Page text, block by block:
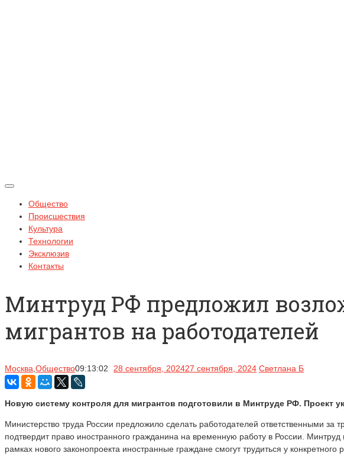
Общество
Происшествия
Культура
Технологии
Эксклюзив
Контакты
Минтруд РФ предложил
мигрантов на работодателей
Москва Общество09:13:02 28 сентября, 202427 сентября, 2024 Светлана Б
Новую систему контроля для мигрантов подготовили в Минтруде РФ. Проект
Министерство труда России предложило сделать работодателей ответственными за
подтвердит право иностранного гражданина на временную работу в России.
рамках нового законопроекта иностранные граждане смогут трудиться у конкретного